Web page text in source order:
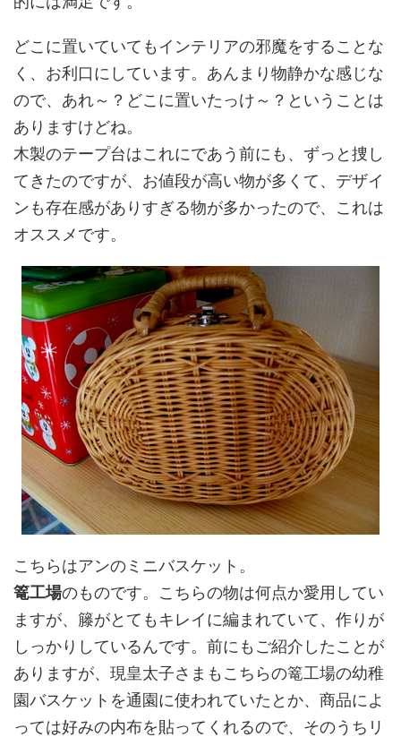
どこに置いていてもインテリアの邪魔をすることな
く、お利口にしています。あんまり物静かな感じな
ので、あれ～？どこに置いたっけ～？ということは
ありますけどね。
木製のテープ台はこれにであう前にも、ずっと捜し
てきたのですが、お値段が高い物が多くて、デザイ
ンも存在感がありすぎる物が多かったので、これは
オススメです。
こちらはアンのミニバスケット。
篭工場のものです。こちらの物は何点か愛用してい
ますが、籐がとてもキレイに編まれていて、作りが
しっかりしているんです。前にもご紹介したことが
ありますが、現皇太子さまもこちらの篭工場の幼稚
園バスケットを通園に使われていたとか、商品によ
っては好みの内布を貼ってくれるので、そのうちリ